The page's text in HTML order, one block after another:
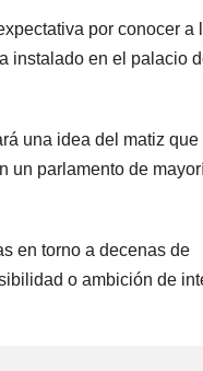
por conocer a
instalado en el palacio
una idea del matiz que
un parlamento de
en torno a decenas de
o ambición de